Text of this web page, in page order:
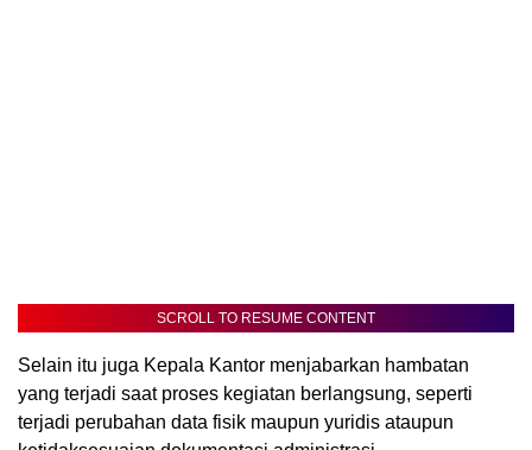
SCROLL TO RESUME CONTENT
Selain itu juga Kepala Kantor menjabarkan hambatan
yang terjadi saat proses kegiatan berlangsung, seperti
terjadi perubahan data fisik maupun yuridis ataupun